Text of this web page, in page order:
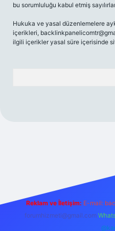
bu sorumluluğu kabul etmiş
Hukuka ve yasal düzenlemelere
içerikleri,
ilgili içerikler yasal süre içerisinde
Reklam ve İletişim: E-mail:
forumhizmeti@gmail.com